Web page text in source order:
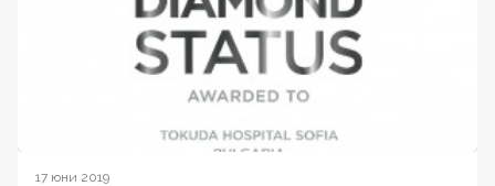
17 юни 2019